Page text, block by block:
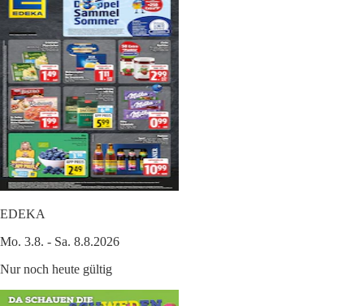
EDEKA
Mo. 3.8. - Sa. 8.8.2026
Nur noch heute gültig